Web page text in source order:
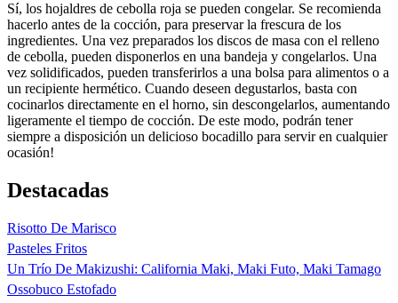
Sí, los hojaldres de cebolla roja se pueden congelar. Se recomienda
hacerlo antes de la cocción, para preservar la frescura de los
ingredientes. Una vez preparados los discos de masa con el relleno
de cebolla, pueden disponerlos en una bandeja y congelarlos. Una
vez solidificados, pueden transferirlos a una bolsa para alimentos o a
un recipiente hermético. Cuando deseen degustarlos, basta con
cocinarlos directamente en el horno, sin descongelarlos, aumentando
ligeramente el tiempo de cocción. De este modo, podrán tener
siempre a disposición un delicioso bocadillo para servir en cualquier
ocasión!
Destacadas
Risotto De Marisco
Pasteles Fritos
Un Trío De Makizushi: California Maki, Maki Futo, Maki Tamago
Ossobuco Estofado